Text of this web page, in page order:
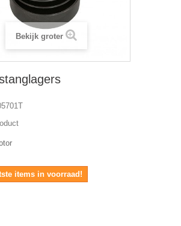
Bekijk groter
items in voorraad!